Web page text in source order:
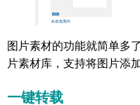
图片素材的功能就简单多
片素材库，支持将图片添
一键转载